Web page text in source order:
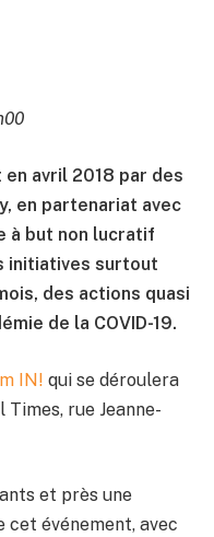
avril 2018 par des
en partenariat avec
à but non lucratif
initiatives surtout
des actions quasi
de la COVID-19.
IN! qui se déroulera
Times, rue Jeanne-
et près une
cet événement, avec